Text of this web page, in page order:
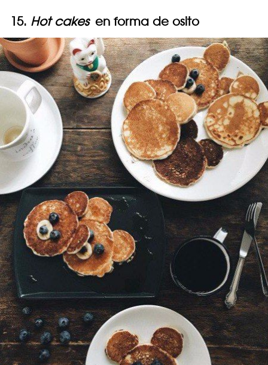
15. Hot cakes en forma de osito